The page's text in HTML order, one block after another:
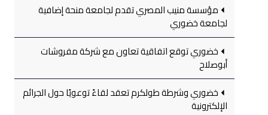
مؤسسة منيب المصري تقدم لجامعة منحة إضافية
لجامعة خضوري
خضوري توقع اتفاقية تعاون مع شركة مفروشات
أبوصلاح
خضوري وشرطة طولكرم تعقد لقاءً توعويًا حول الجرائم
الإلكترونية